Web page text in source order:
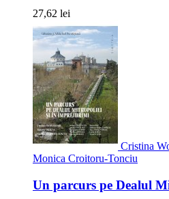
27,62 lei
Cristina
Monica Croitoru-Tonciu
Un parcurs pe Dealul